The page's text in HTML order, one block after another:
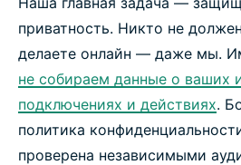
приватность. Никто не
делаете онлайн — даже мы.
не собираем данные о ваших
подключениях и действиях.
политика
проверена независимыми